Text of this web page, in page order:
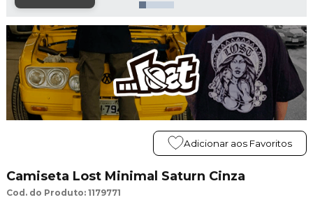
Adicionar aos Favoritos
Camiseta Lost Minimal Saturn Cinza
Cod. do Produto: 1179771